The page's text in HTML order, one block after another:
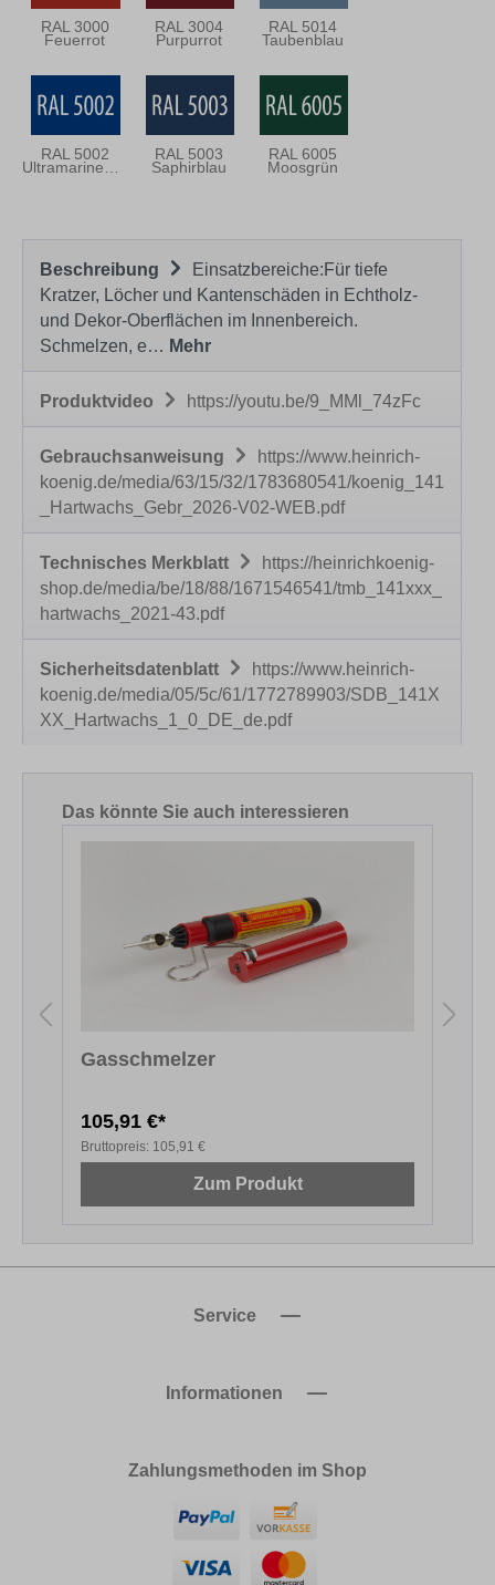
RAL 3000
Feuerrot
RAL 3004
Purpurrot
RAL 5014
Taubenblau
RAL 5002 RAL 5003
Saphirblau
RAL 6005
Moosgrün
Beschreibung
Einsatzbereiche:Für tiefe
Kratzer, Löcher und Kantenschäden in Echtholz-
und Dekor-Oberflächen im Innenbereich.
Schmelzen, e… Mehr
Produktvideo https://youtu.be/9_MMl_74zFc
Gebrauchsanweisung
https://www.heinrich-
koenig.de/media/63/15/32/1783680541/koenig_141
_Hartwachs_Gebr_2026-V02-WEB.pdf
Technisches Merkblatt
https://heinrichkoenig-
shop.de/media/be/18/88/1671546541/tmb_141xxx_
hartwachs_2021-43.pdf
Sicherheitsdatenblatt
https://www.heinrich-
koenig.de/media/05/5c/61/1772789903/SDB_141X
XX_Hartwachs_1_0_DE_de.pdf
Produktgalerie überspringen
Das könnte Sie auch interessieren
Gasschmelzer
105,91 €*
Bruttopreis: 105,91 €
Zum Produkt
Service
Informationen
Zahlungsmethoden im Shop